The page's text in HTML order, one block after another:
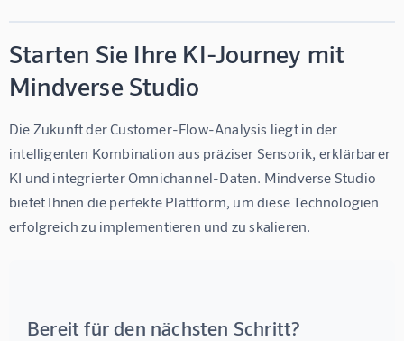
Starten Sie Ihre KI-Journey mit
Mindverse Studio
Die Zukunft der Customer-Flow-Analysis liegt in der
intelligenten Kombination aus präziser Sensorik, erklärbarer
KI und integrierter Omnichannel-Daten. Mindverse Studio
bietet Ihnen die perfekte Plattform, um diese Technologien
erfolgreich zu implementieren und zu skalieren.
Bereit für den nächsten Schritt?